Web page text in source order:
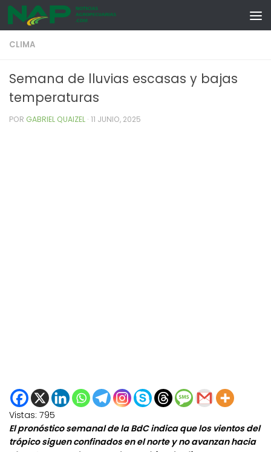
Skip to content
CLIMA
Semana de lluvias escasas y bajas
temperaturas
POR GABRIEL QUAIZEL · 11 JUNIO, 2025
Vistas: 795
El pronóstico semanal de la BdC indica que los vientos del
trópico siguen confinados en el norte y no avanzan hacia